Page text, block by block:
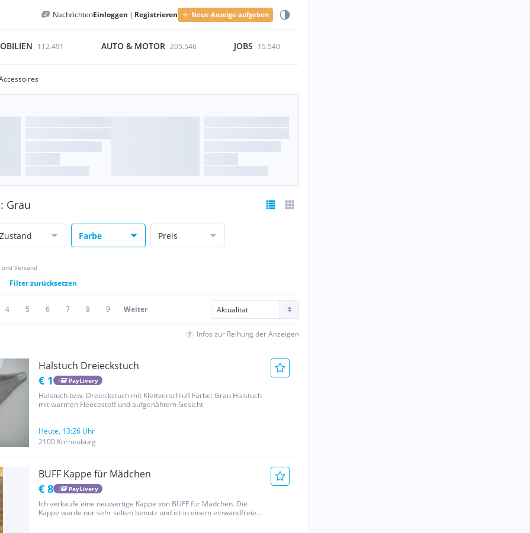
NachrichtenEinloggen | Registrieren Neue Anzeige aufgeben
112.491 AUTO & MOTOR 205.546 JOBS 15.540
Grau
Zustand Farbe Preis
Versand
Filter zurücksetzen
4 5 6 7 8 9 Weiter
Infos zur Reihung der Anzeigen
Halstuch Dreieckstuch
€ 1 PayLivery
Halstuch bzw. Dreieckstuch mit Klettverschluß Farbe: Grau Halstuch
mit warmen Fleecestoff und aufgenähtem Gesicht
Heute, 13:26 Uhr
2100 Korneuburg
BUFF Kappe für Mädchen
€ 8 PayLivery
Ich verkaufe eine neuwertige Kappe von BUFF für Mädchen. Die
Kappe wurde nur sehr selten benutz und ist in einem einwandfreien